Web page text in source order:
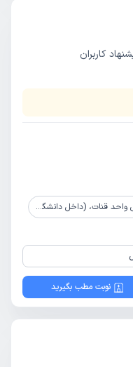
کاربران
دکتر شریف - ساختمان مهارت و کارآفرینی)، طبقه همکف
نوبت مطب بگیرید